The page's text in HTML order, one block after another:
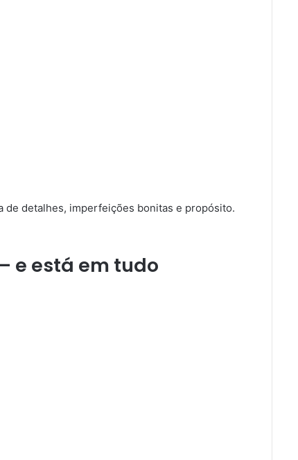
de detalhes, imperfeições bonitas e propósito.
e está em tudo